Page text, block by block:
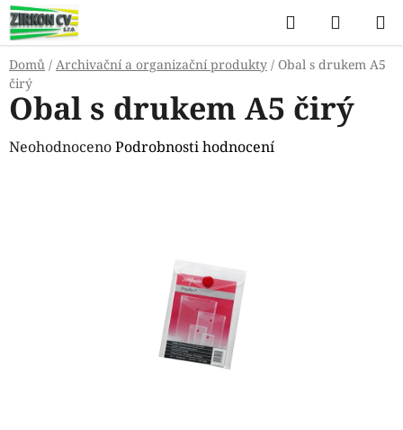
Přejít
na
obsah
Hledat
KOŠÍK
Domů / Archivační a organizační produkty / Obal s drukem A5
čirý
Obal s drukem A5 čirý
Průměrné
NeohodnocenoPodrobnosti hodnocení